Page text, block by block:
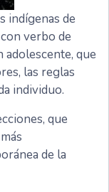
indígenas de
verbo de
adolescente, que
las reglas
individuo.
que
de la